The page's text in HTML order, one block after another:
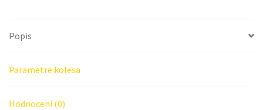
Popis
Parametre kolesa
Hodnocení (0)